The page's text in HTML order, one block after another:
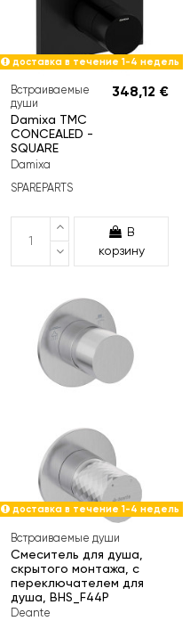
доставка в течение 1-4 недель
Встраиваемые
души
Damixa TMC
CONCEALED -
SQUARE
Damixa
348,12 €
SPAREPARTS
В
корзину
доставка в течение 1-4 недель
Встраиваемые души
Смеситель для душа,
скрытого монтажа, с
переключателем для
душа, BHS_F44P
Deante